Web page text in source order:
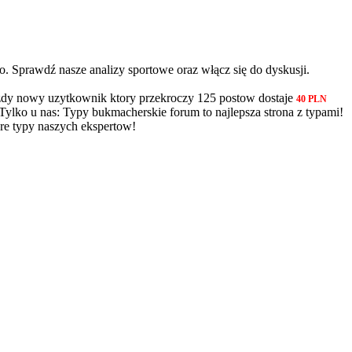
nasze analizy sportowe oraz włącz się do dyskusji.
nowy uzytkownik ktory przekroczy 125 postow dostaje 40 PLN
u nas: Typy bukmacherskie forum to najlepsza strona z typami!
typy naszych ekspertow!